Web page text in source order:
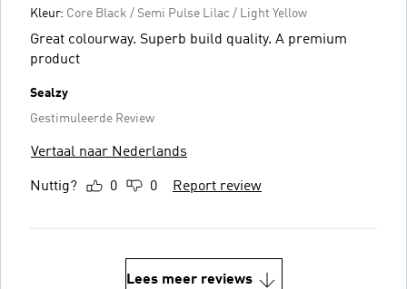
Kleur: Core Black / Semi Pulse Lilac / Light Yellow
Great colourway. Superb build quality. A premium
product
Sealzy
Gestimuleerde Review
Vertaal naar Nederlands
Nuttig? 0 0 Report review
Lees meer reviews